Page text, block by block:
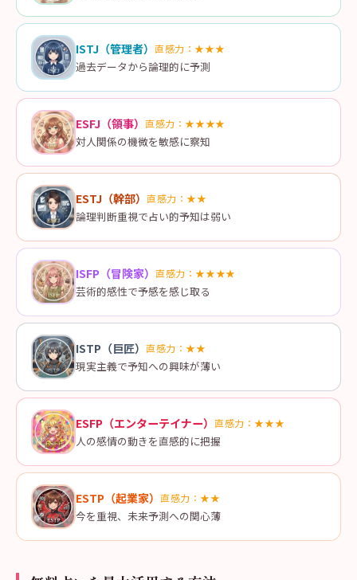
ISTJ （管理者） 直感力：★★★
過去データから論理的に予測
ESFJ （領事） 直感力：★★★★
対人関係の機微を敏感に察知
ESTJ （幹部） 直感力：★★
論理判断重視で占い的予知は弱い
ISFP （冒険家） 直感力：★★★★
芸術的感性で予感を感じ取る
ISTP （巨匠） 直感力：★★
現実主義で予知への興味が薄い
ESFP （エンターテイナー） 直感力：★★★
人の感情の動きを直感的に把握
ESTP （起業家） 直感力：★★
今を重視、未来予測への関心薄